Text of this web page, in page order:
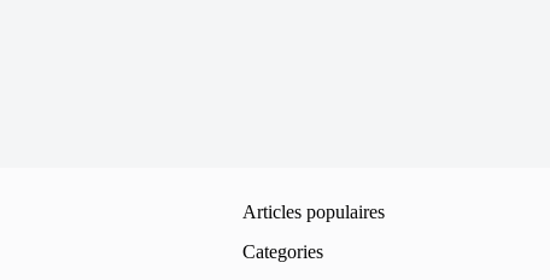
Articles populaires
Categories